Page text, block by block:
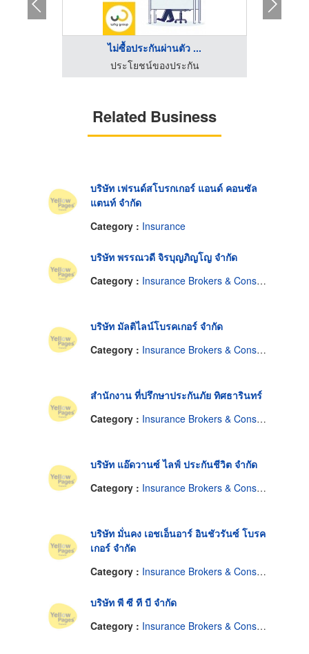
ไม่ซื้อประกันผ่านตัว ...
ประโยชน์ของประกัน
Related Business
บริษัท เฟรนด์สโบรกเกอร์ แอนด์ คอนซัล
แตนท์ จำกัด
Category : Insurance
บริษัท พรรณวดี จิรบุญภิญโญ จำกัด
Category : Insurance Brokers & Consultants
บริษัท มัลติไลน์โบรคเกอร์ จำกัด
Category : Insurance Brokers & Consultants
สำนักงาน ที่ปรึกษาประกันภัย ทิศธารินทร์
Category : Insurance Brokers & Consultants
บริษัท แอ๊ดวานซ์ ไลฟ์ ประกันชีวิต จำกัด
Category : Insurance Brokers & Consultants
บริษัท มั่นคง เอชเอ็นอาร์ อินชัวรันซ์ โบรค
เกอร์ จำกัด
Category : Insurance Brokers & Consultants
บริษัท พี ซี ที บี จำกัด
Category : Insurance Brokers & Consultants